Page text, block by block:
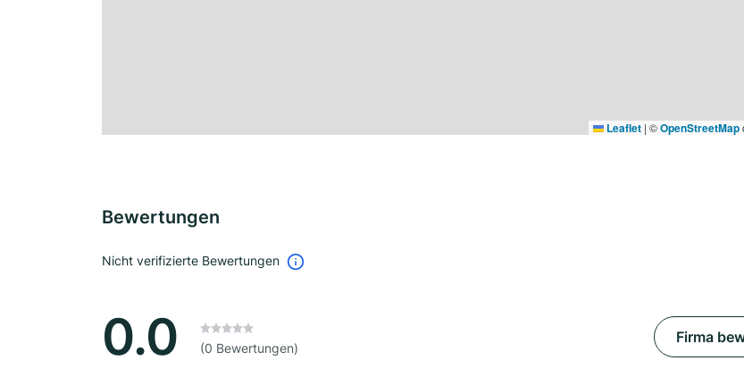
Leaflet | ©OpenStreetMap
Bewertungen
Nicht verifizierte Bewertungen
0.0 (0 Bewertungen)
Firma